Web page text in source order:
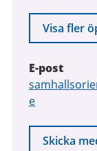
Visa fler
E-post
E-
post
e
Skicka